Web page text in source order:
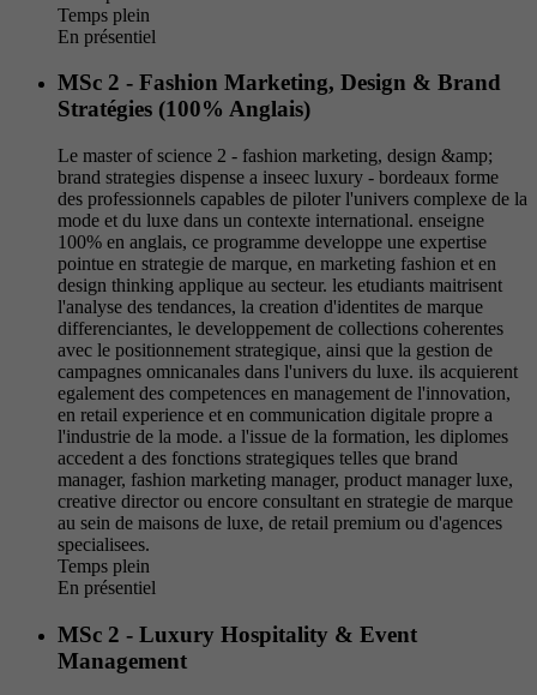
Temps plein
En présentiel
MSc 2 - Fashion Marketing, Design & Brand
Stratégies (100% Anglais)
Le master of science 2 - fashion marketing, design &amp;
brand strategies dispense a inseec luxury - bordeaux forme
des professionnels capables de piloter l'univers complexe de la
mode et du luxe dans un contexte international. enseigne
100% en anglais, ce programme developpe une expertise
pointue en strategie de marque, en marketing fashion et en
design thinking applique au secteur. les etudiants maitrisent
l'analyse des tendances, la creation d'identites de marque
differenciantes, le developpement de collections coherentes
avec le positionnement strategique, ainsi que la gestion de
campagnes omnicanales dans l'univers du luxe. ils acquierent
egalement des competences en management de l'innovation,
en retail experience et en communication digitale propre a
l'industrie de la mode. a l'issue de la formation, les diplomes
accedent a des fonctions strategiques telles que brand
manager, fashion marketing manager, product manager luxe,
creative director ou encore consultant en strategie de marque
au sein de maisons de luxe, de retail premium ou d'agences
specialisees.
Temps plein
En présentiel
MSc 2 - Luxury Hospitality & Event
Management